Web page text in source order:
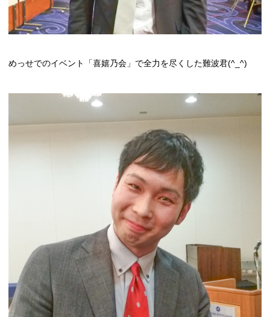
めっせでのイベント「喜嬉乃会」で全力を尽くした難波君(^_^)